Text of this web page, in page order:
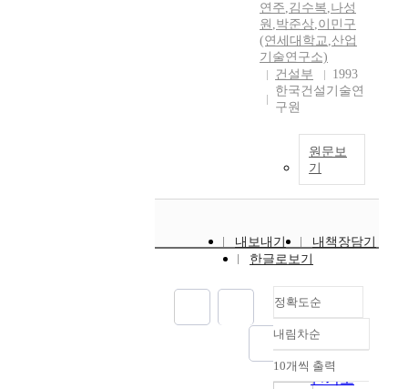
연주,김수복,나성
원 ,박준상,이민구
(연세대학교,산업
기술연구소)
건설부
1993
한국건설기술연
구원
원문보
기
내보내기
내책장담기
한글로보기
정확도순
정확도
순
인기도
내림차순
내림차순
10개씩 출력